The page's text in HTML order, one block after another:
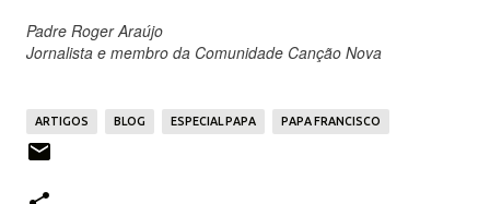
Padre Roger Araújo
Jornalista e membro da Comunidade Canção Nova
ARTIGOS BLOG ESPECIAL PAPA PAPA FRANCISCO